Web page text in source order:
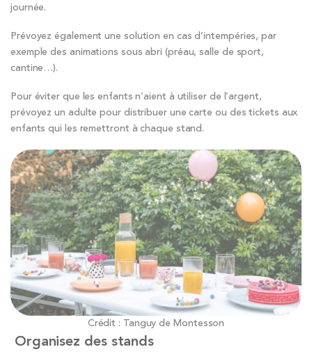
journée.
Prévoyez également une solution en cas d’intempéries, par
exemple des animations sous abri (préau, salle de sport,
cantine…).
Pour éviter que les enfants n’aient à utiliser de l’argent,
prévoyez un adulte pour distribuer une carte ou des tickets aux
enfants qui les remettront à chaque stand.
Crédit : Tanguy de Montesson
Organisez des stands